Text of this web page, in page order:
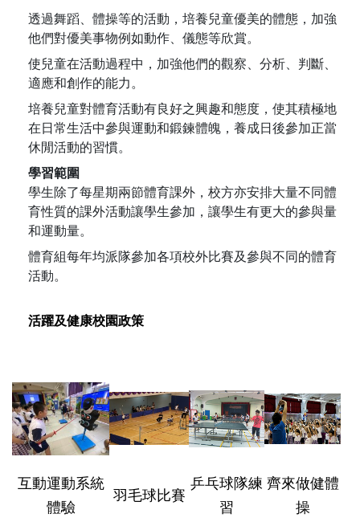
透過舞蹈、體操等的活動，培養兒童優美的體態，加強
他們對優美事物例如動作、儀態等欣賞。
使兒童在活動過程中，加強他們的觀察、分析、判斷、
適應和創作的能力。
培養兒童對體育活動有良好之興趣和態度，使其積極地
在日常生活中參與運動和鍛鍊體魄，養成日後參加正當
休閒活動的習慣。
學習範圍
學生除了每星期兩節體育課外，校方亦安排大量不同體
育性質的課外活動讓學生參加，讓學生有更大的參與量
和運動量。
體育組每年均派隊參加各項校外比賽及參與不同的體育
活動。
活躍及健康校園政策
互動運動系統
體驗
羽毛球比賽
乒乓球隊練
習
齊來做健體
操